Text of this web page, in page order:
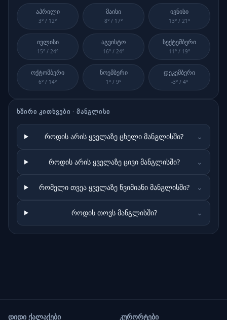
აპრილი
3° / 12°
მაისი
8° / 17°
ივნისი
13° / 21°
ივლისი
15° / 24°
აგვისტო
16° / 24°
სექტემბერი
11° / 19°
ოქტომბერი
6° / 14°
ნოემბერი
1° / 9°
დეკემბერი
-3° / 4°
ᲮᲨᲘᲠᲘ ᲙᲘᲗᲮᲕᲔᲑᲘ ·ᲛᲐᲜᲒᲚᲘᲡᲘ
როდის არის ყველაზე ცხელი მანგლისში? ⌄
როდის არის ყველაზე ცივი მანგლისში? ⌄
რომელი თვეა ყველაზე წვიმიანი მანგლისში? ⌄
როდის თოვს მანგლისში? ⌄
დიდი ქალაქები კურორტები